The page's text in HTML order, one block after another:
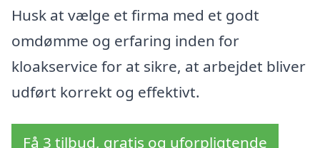
Husk at vælge et firma med et godt
omdømme og erfaring inden for
kloakservice for at sikre, at arbejdet bliver
udført korrekt og effektivt.
Få 3 tilbud, gratis og uforpligtende